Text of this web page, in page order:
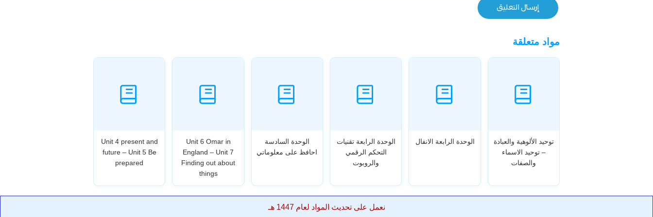
مواد متعلقة
توحيد الألوهية والعبادة
– توحيد الاسماء
والصفات
الوحدة الرابعة الانفال
الوحدة الرابعة تقنيات
التحكم الرقمي
والروبوت
الوحدة السادسة
احافظ على معلوماتي
Unit 6 Omar in
England – Unit 7
Finding out about
things
Unit 4 present and
future – Unit 5 Be
prepared
نعمل على تحديث المواد لعام 1447 هـ